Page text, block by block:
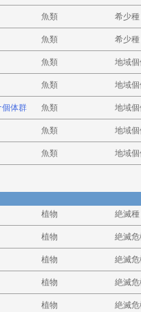
魚類 希少種
魚類 希少種
魚類 地域
魚類 地域
個体群 魚類 地域
魚類 地域
魚類 地域
植物 絶滅種
植物 絶滅
植物 絶滅
植物 絶滅
植物 絶滅